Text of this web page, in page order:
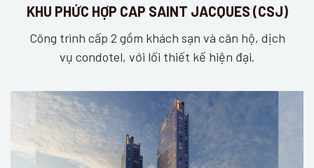
KHU PHỨC HỢP CAP SAINT JACQUES (CSJ)
Công trình cấp 2 gồm khách sạn và căn hộ, dịch
vụ condotel, với lối thiết kế hiện đại.